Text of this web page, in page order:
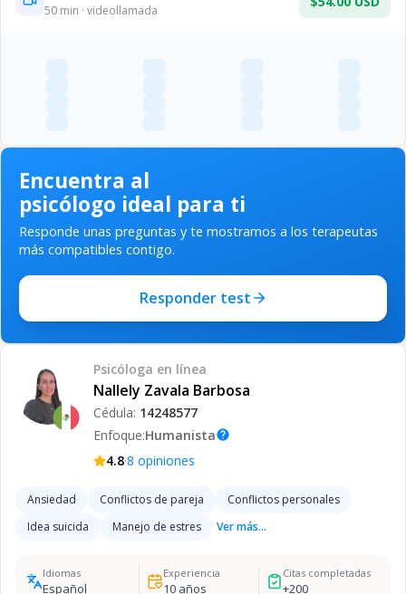
50 min · videollamada
Encuentra al
psicólogo ideal para ti
Responde unas preguntas y te mostramos a los terapeutas
más compatibles contigo.
Responder test
Psicóloga en línea
Nallely Zavala Barbosa
Cédula: 14248577
Enfoque:Humanistahelp
4.8·8 opiniones
Ansiedad Conflictos de pareja
Conflictos personales
Idea suicida
Manejo de estres Ver más...
Idiomas
Español
Experiencia
10años
Citas completadas
+200